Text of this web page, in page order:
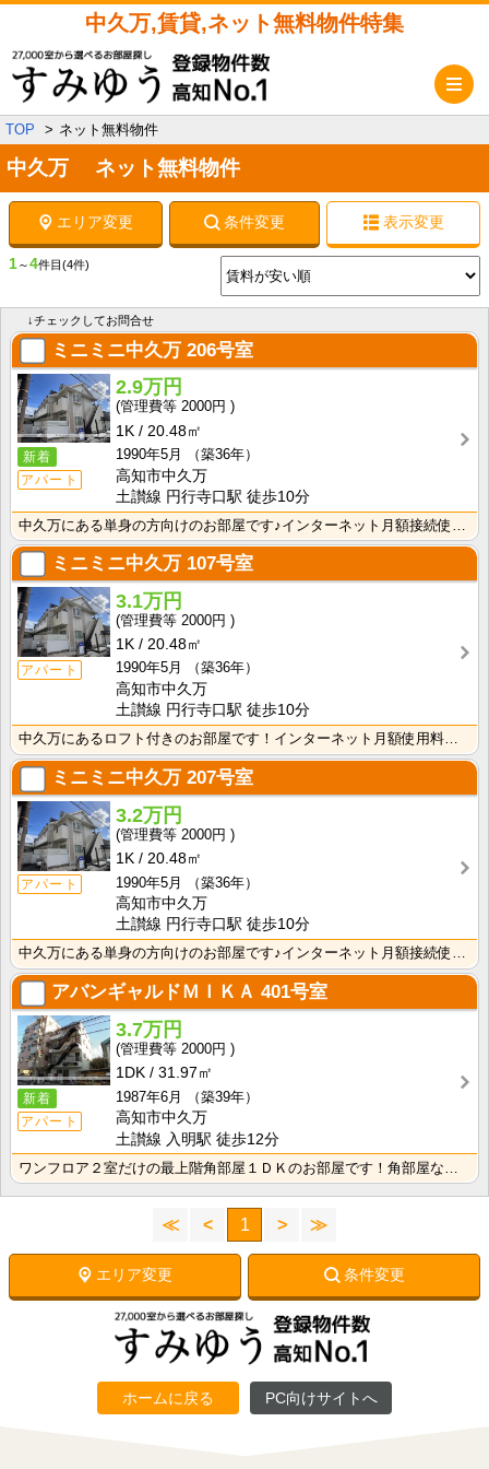
中久万,賃貸,ネット無料物件特集
TOP ネット無料物件
中久万 ネット無料物件
エリア変更 条件変更 表示変更
1～4件目 (4件)
↓チェックしてお問合せ
ミニミニ中久万 206号室
新着
アパート
2.9万円
2000円
1K
20.48㎡
1990年5月
（築36年）
高知市中久万
土讃線 円行寺口駅 徒歩10分
中久万にある単身の方向けのお部屋です♪インターネット月額接続使用無料なので、月々の生活費の節約にもな･･･
ミニミニ中久万 107号室
アパート
3.1万円
2000円
1K
20.48㎡
1990年5月
（築36年）
高知市中久万
土讃線 円行寺口駅 徒歩10分
中久万にあるロフト付きのお部屋です！インターネット月額使用料無料で、雑誌やマンガ読み放題のビューンが･･･
ミニミニ中久万 207号室
アパート
3.2万円
2000円
1K
20.48㎡
1990年5月
（築36年）
高知市中久万
土讃線 円行寺口駅 徒歩10分
中久万にある単身の方向けのお部屋です♪インターネット月額接続使用無料なので、月々の生活費の節約にもな･･･
アバンギャルドＭＩＫＡ 401号室
新着
アパート
3.7万円
2000円
1DK
31.97㎡
1987年6月
（築39年）
高知市中久万
土讃線 入明駅 徒歩12分
≪ < 1 > ≫
エリア変更 条件変更
ホームに戻る PC向けサイトへ